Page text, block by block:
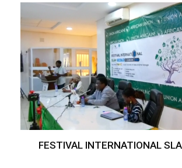
FESTIVAL INTERNATIONAL